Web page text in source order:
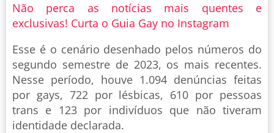
Não perca as notícias mais quentes e
exclusivas! Curta o Guia Gay no Instagram
Esse é o cenário desenhado pelos números do
segundo semestre de 2023, os mais recentes.
Nesse período, houve 1.094 denúncias feitas
por gays, 722 por lésbicas, 610 por pessoas
trans e 123 por indivíduos que não tiveram
identidade declarada.